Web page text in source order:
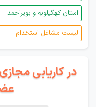
استان کهگیلویه و بویراحمد
لیست مشاغل استخدام
در کاریابی